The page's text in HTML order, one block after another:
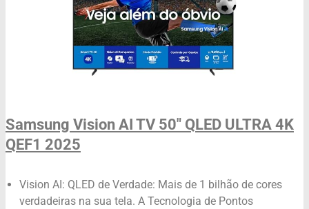
Samsung Vision AI TV 50" QLED ULTRA 4K
QEF1 2025
Vision AI: QLED de Verdade: Mais de 1 bilhão de cores
verdadeiras na sua tela. A Tecnologia de Pontos